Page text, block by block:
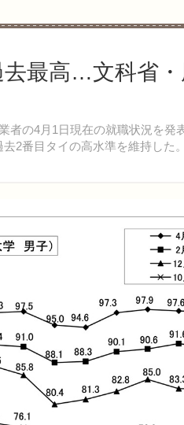
去最高…文科省
者の4月1日現在の就職状況を発
2番目タイの高水準を維持した